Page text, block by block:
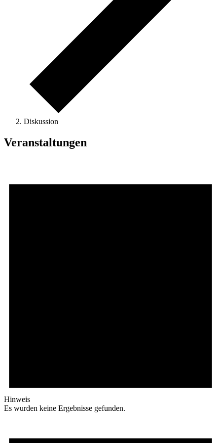
Diskussion
Veranstaltungen
Hinweis
Es wurden keine Ergebnisse gefunden.